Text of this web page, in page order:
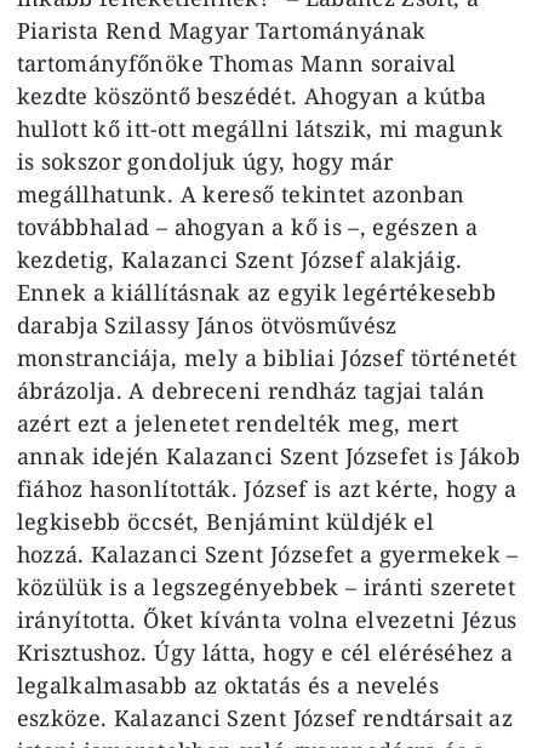
Piarista Rend Magyar Tartományának
tartományfőnöke Thomas Mann soraival
kezdte köszöntő beszédét. Ahogyan a kútba
hullott kő itt-ott megállni látszik, mi magunk
is sokszor gondoljuk úgy, hogy már
megállhatunk. A kereső tekintet azonban
továbbhalad – ahogyan a kő is –, egészen a
kezdetig, Kalazanci Szent József alakjáig.
Ennek a kiállításnak az egyik legértékesebb
darabja Szilassy János ötvösművész
monstranciája, mely a bibliai József történetét
ábrázolja. A debreceni rendház tagjai talán
azért ezt a jelenetet rendelték meg, mert
annak idején Kalazanci Szent Józsefet is Jákob
fiához hasonlították. József is azt kérte, hogy a
legkisebb öccsét, Benjámint küldjék el
hozzá. Kalazanci Szent Józsefet a gyermekek –
közülük is a legszegényebbek – iránti szeretet
irányította. Őket kívánta volna elvezetni Jézus
Krisztushoz. Úgy látta, hogy e cél eléréséhez a
legalkalmasabb az oktatás és a nevelés
eszköze. Kalazanci Szent József rendtársait az